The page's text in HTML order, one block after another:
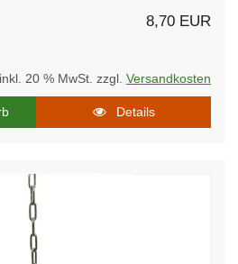
8,70 EUR
inkl. 20 % MwSt. zzgl. Versandkosten
Details